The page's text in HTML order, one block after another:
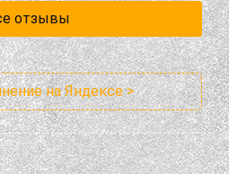
отзывы
на Яндексе >